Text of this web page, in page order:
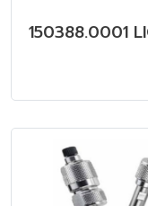
150388.0001